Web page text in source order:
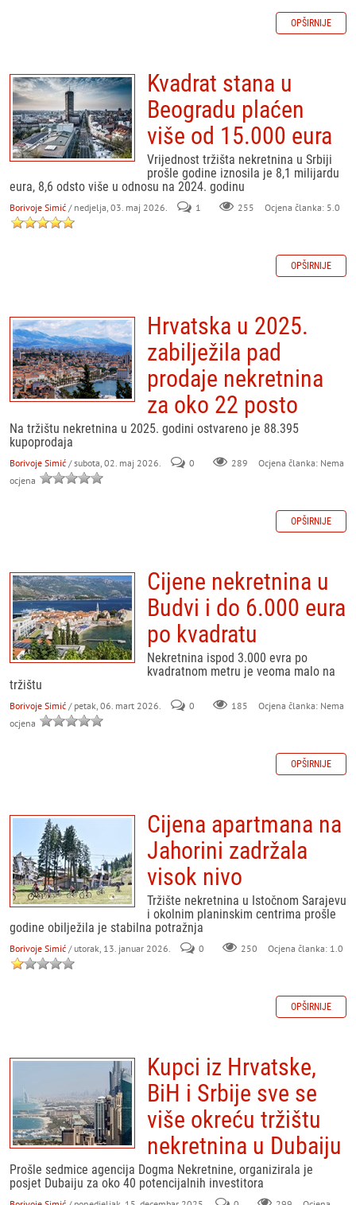
OPŠIRNIJE
Kvadrat stana u
Beogradu plaćen
više od 15.000 eura
Vrijednost tržišta nekretnina u Srbiji
prošle godine iznosila je 8,1 milijardu
eura, 8,6 odsto više u odnosu na 2024. godinu
Borivoje Simić / nedjelja, 03. maj 2026. 1 255 Ocjena članka: 5.0
OPŠIRNIJE
Hrvatska u 2025.
zabilježila pad
prodaje nekretnina
za oko 22 posto
Na tržištu nekretnina u 2025. godini ostvareno je 88.395
kupoprodaja
Borivoje Simić / subota, 02. maj 2026. 0 289
Ocjena članka: Nema
ocjena
OPŠIRNIJE
Cijene nekretnina u
Budvi i do 6.000 eura
po kvadratu
Nekretnina ispod 3.000 evra po
kvadratnom metru je veoma malo na
tržištu
Borivoje Simić / petak, 06. mart 2026. 0 185
Ocjena članka: Nema
ocjena
OPŠIRNIJE
Cijena apartmana na
Jahorini zadržala
visok nivo
Tržište nekretnina u Istočnom Sarajevu
i okolnim planinskim centrima prošle
godine obilježila je stabilna potražnja
Borivoje Simić / utorak, 13. januar 2026. 0 250 Ocjena članka: 1.0
OPŠIRNIJE
Kupci iz Hrvatske,
BiH i Srbije sve se
više okreću tržištu
nekretnina u Dubaiju
Prošle sedmice agencija Dogma Nekretnine, organizirala je
posjet Dubaiju za oko 40 potencijalnih investitora